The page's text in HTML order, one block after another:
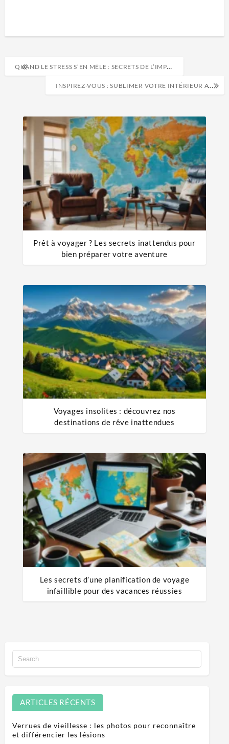
QUAND LE STRESS S’EN MÊLE : SECRETS DE L’IMPACT SUR LES HOMMES MODERNES
INSPIREZ-VOUS : SUBLIMER VOTRE INTÉRIEUR AVEC DES CRÉATIONS EN LAINE INATTENDUES
Prêt à voyager ? Les secrets inattendus pour
bien préparer votre aventure
Voyages insolites : découvrez nos
destinations de rêve inattendues
Les secrets d’une planification de voyage
infaillible pour des vacances réussies
ARTICLES RÉCENTS
Verrues de vieillesse : les photos pour reconnaître
et différencier les lésions